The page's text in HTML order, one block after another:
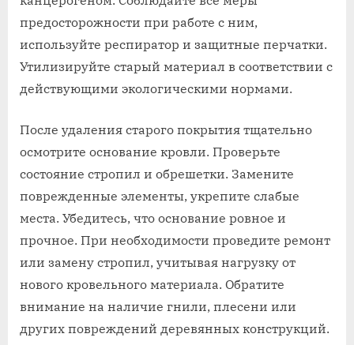
предосторожности при работе с ним,
используйте респиратор и защитные перчатки.
Утилизируйте старый материал в соответствии с
действующими экологическими нормами.
После удаления старого покрытия тщательно
осмотрите основание кровли. Проверьте
состояние стропил и обрешетки. Замените
поврежденные элементы, укрепите слабые
места. Убедитесь, что основание ровное и
прочное. При необходимости проведите ремонт
или замену стропил, учитывая нагрузку от
нового кровельного материала. Обратите
внимание на наличие гнили, плесени или
других повреждений деревянных конструкций.